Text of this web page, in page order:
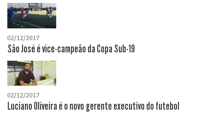
02/12/2017
São José é vice-campeão da Copa Sub-19
02/12/2017
Luciano Oliveira é o novo gerente executivo do futebol